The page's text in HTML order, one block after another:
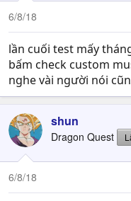
6/8/18
lần cuối test mấy
bấm check custom
nghe vài người nói
shun
Dragon Quest
6/8/18